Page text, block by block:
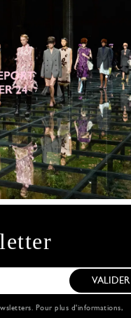
VALIDER
Pour plus d'informations,